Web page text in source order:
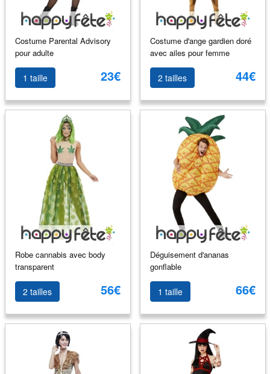
Costume Parental Advisory
pour adulte
1 taille 23€
Costume d'ange gardien doré
avec ailes pour femme
2 tailles 44€
Robe cannabis avec body
transparent
2 tailles 56€
Déguisement d'ananas
gonflable
1 taille 66€